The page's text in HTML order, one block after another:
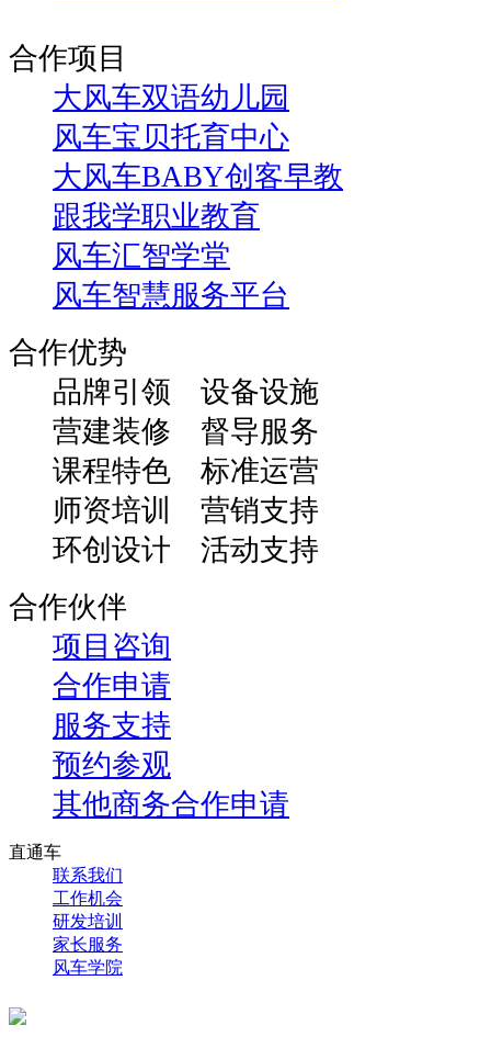
合作项目
大风车双语幼儿园
风车宝贝托育中心
大风车BABY创客早教
跟我学职业教育
风车汇智学堂
风车智慧服务平台
合作优势
品牌引领 设备设施
营建装修 督导服务
课程特色 标准运营
师资培训 营销支持
环创设计 活动支持
合作伙伴
项目咨询
合作申请
服务支持
预约参观
其他商务合作申请
直通车
联系我们
工作机会
研发培训
家长服务
风车学院